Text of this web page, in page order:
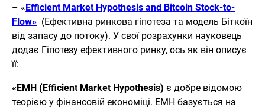
– « Efficient Market Hypothesis and Bitcoin Stock-to-
Flow» (Ефективна ринкова гіпотеза та модель Біткоїн
від запасу до потоку). У свої розрахунки науковець
додає Гіпотезу ефективного ринку, ось як він описує
її:
«EMH (Efficient Market Hypothesis) є добре відомою
теорією у фінансовій економіці. EMH базується на